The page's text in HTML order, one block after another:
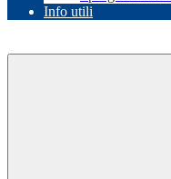
Info utili